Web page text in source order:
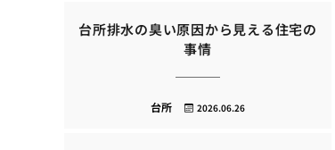
台所排水の臭い原因から見える住宅の
事情
2026.06.26
台所